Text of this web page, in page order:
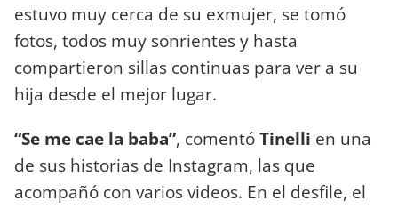
estuvo muy cerca de su exmujer, se tomó
fotos, todos muy sonrientes y hasta
compartieron sillas continuas para ver a su
hija desde el mejor lugar.
“Se me cae la baba”, comentóTinelli en una
de sus historias de Instagram, las que
acompañó con varios videos. En el desfile, el